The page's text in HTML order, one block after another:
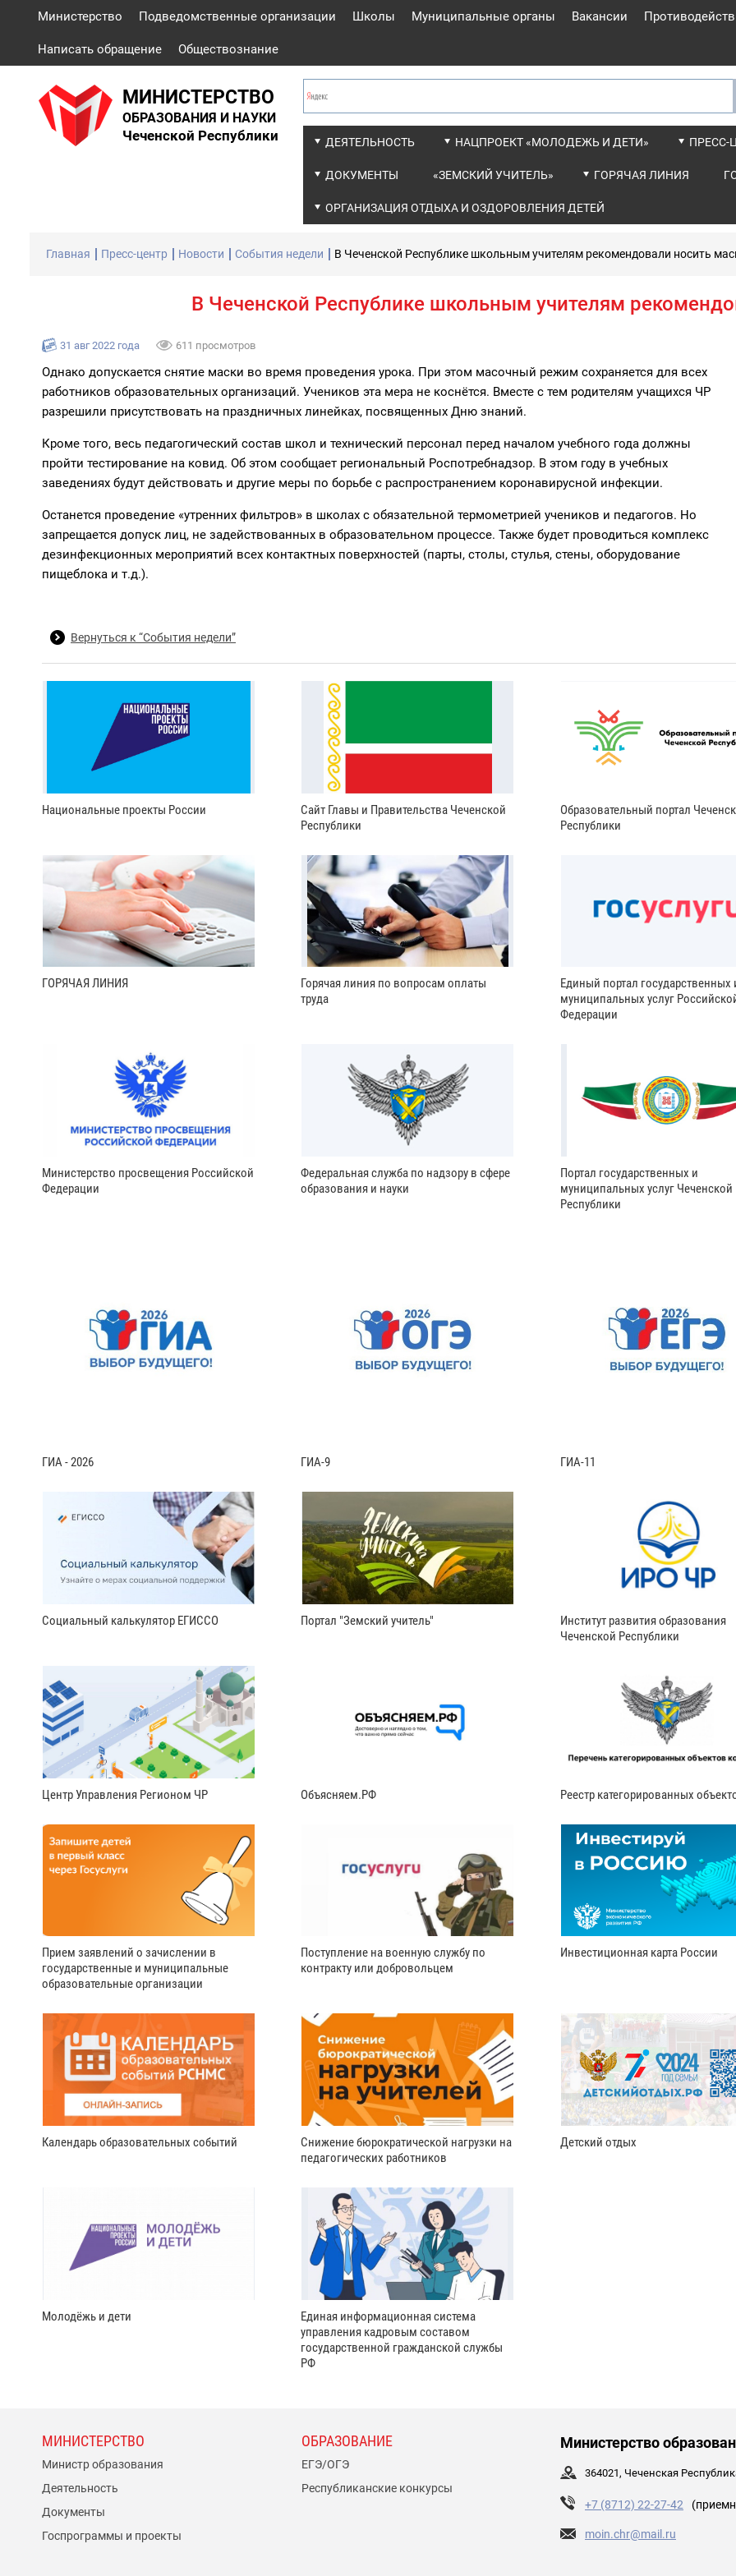
Министерство Подведомственные организации Школы Муниципальные органы Вакансии
Написать обращение Обществознание
МИНИСТЕРСТВО
ОБРАЗОВАНИЯ И НАУКИ
Чеченской Республики ДЕЯТЕЛЬНОСТЬ НАЦПРОЕКТ «МОЛОДЕЖЬ И ДЕТИ» ПРЕСС-
ДОКУМЕНТЫ «ЗЕМСКИЙ УЧИТЕЛЬ» ГОРЯЧАЯ ЛИНИЯ
ОРГАНИЗАЦИЯ ОТДЫХА И ОЗДОРОВЛЕНИЯ ДЕТЕЙ
Главная Пресс-центр Новости События недели В Чеченской Республике школьным учителям рекомендовали носить
В Чеченской Республике школьным учителям
31 авг 2022 года 611 просмотров
Однако допускается снятие маски во время проведения урока. При этом масочный режим сохраняется для всех
работников образовательных организаций. Учеников эта мера не коснётся. Вместе с тем родителям учащихся ЧР
разрешили присутствовать на праздничных линейках, посвященных Дню знаний.
Кроме того, весь педагогический состав школ и технический персонал перед началом учебного года должны
пройти тестирование на ковид. Об этом сообщает региональный Роспотребнадзор. В этом году в учебных
заведениях будут действовать и другие меры по борьбе с распространением коронавирусной инфекции.
Останется проведение «утренних фильтров» в школах с обязательной термометрией учеников и педагогов. Но
запрещается допуск лиц, не задействованных в образовательном процессе. Также будет проводиться комплекс
дезинфекционных мероприятий всех контактных поверхностей (парты, столы, стулья, стены, оборудование
пищеблока и т.д.).
Вернуться к “События недели”
Национальные проекты России
Сайт Главы и Правительства Чеченской
Республики
Образовательный портал
Республики
ГОРЯЧАЯ ЛИНИЯ
Горячая линия по вопросам оплаты
труда
Единый портал государственных
муниципальных услуг
Федерации
Министерство просвещения Российской
Федерации
Федеральная служба по надзору в сфере
образования и науки
Портал государственных и
муниципальных услуг Чеченской
Республики
ГИА - 2026 ГИА-9 ГИА-11
Социальный калькулятор ЕГИССО Портал "Земский учитель"
Институт развития образования
Чеченской Республики
Центр Управления Регионом ЧР Объясняем.РФ Реестр категорированных
Прием заявлений о зачислении в
государственные и муниципальные
образовательные организации
Поступление на военную службу по
контракту или добровольцем
Инвестиционная карта России
Календарь образовательных событий
Снижение бюрократической нагрузки на
педагогических работников
Детский отдых
Молодёжь и дети
Единая информационная система
управления кадровым составом
государственной гражданской службы
РФ
МИНИСТЕРСТВО
Министр образования
Деятельность
Документы
Госпрограммы и проекты
ОБРАЗОВАНИЕ
ЕГЭ/ОГЭ
Республиканские конкурсы
Министерство
364021, Чеченская
+7 (8712) 22-27-42
moin.chr@mail.ru